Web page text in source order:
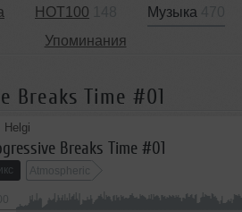
HOT100 Музыка
Упоминания
Breaks Time #01
Helgi
Breaks Time #01
Atmospheric